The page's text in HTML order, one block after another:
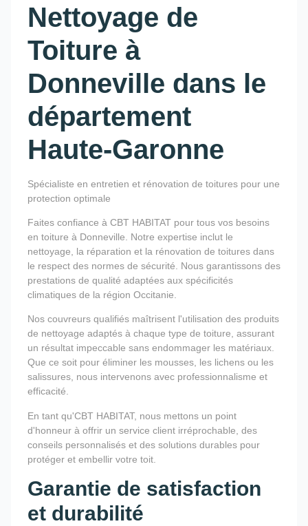
Nettoyage de
Toiture à
Donneville dans le
département
Haute-Garonne
Spécialiste en entretien et rénovation de toitures pour une
protection optimale
Faites confiance à CBT HABITAT pour tous vos besoins
en toiture à Donneville. Notre expertise inclut le
nettoyage, la réparation et la rénovation de toitures dans
le respect des normes de sécurité. Nous garantissons des
prestations de qualité adaptées aux spécificités
climatiques de la région Occitanie.
Nos couvreurs qualifiés maîtrisent l'utilisation des produits
de nettoyage adaptés à chaque type de toiture, assurant
un résultat impeccable sans endommager les matériaux.
Que ce soit pour éliminer les mousses, les lichens ou les
salissures, nous intervenons avec professionnalisme et
efficacité.
En tant qu'CBT HABITAT, nous mettons un point
d'honneur à offrir un service client irréprochable, des
conseils personnalisés et des solutions durables pour
protéger et embellir votre toit.
Garantie de satisfaction
et durabilité